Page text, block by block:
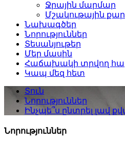
Ջրային մարմար
Մշակութային քար
Նախագծեր
Նորություններ
Տեսանյութեր
Մեր մասին
Հաճախակի տրվող
Կապ մեզ հետ
Տուն
Նորություններ
Ինչպե՞ս ընտրել լավ
Նորություններ